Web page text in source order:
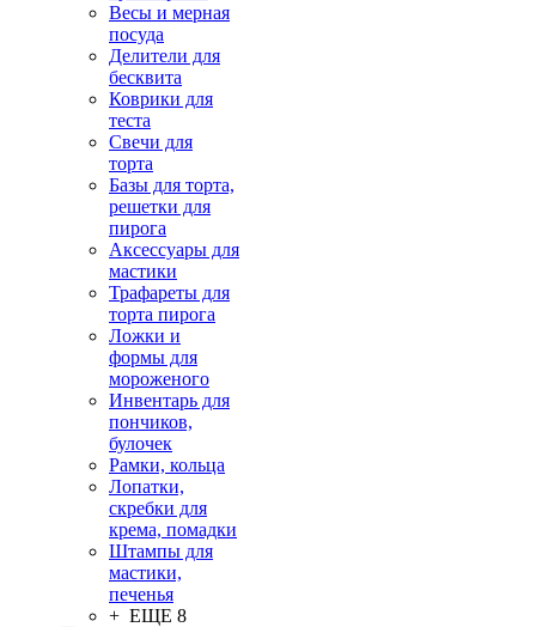
Весы и мерная
посуда
Делители для
бесквита
Коврики для
теста
Свечи для
торта
Базы для торта,
решетки для
пирога
Аксессуары для
мастики
Трафареты для
торта пирога
Ложки и
формы для
мороженого
Инвентарь для
пончиков,
булочек
Рамки, кольца
Лопатки,
скребки для
крема, помадки
Штампы для
мастики,
печенья
+ ЕЩЕ 8